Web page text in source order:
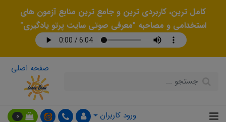
کامل ترین، کاربردی ترین و جامع ترین منابع آزمون های
استخدامی و مصاحبه "معرفی صوتی سایت پرتو یادگیری"
صفحه اصلی
ورود کاربران 0